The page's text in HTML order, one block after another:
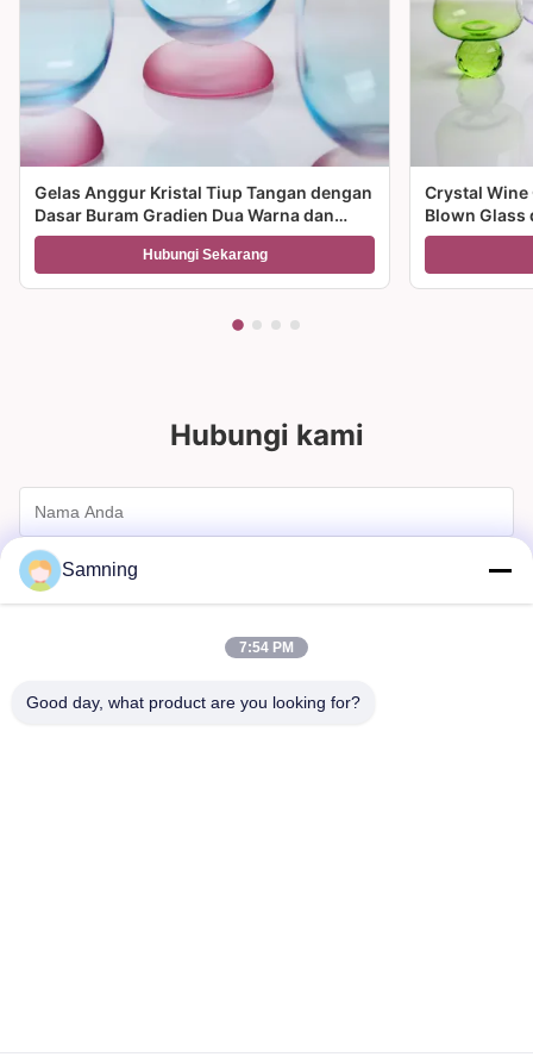
Gelas Anggur Kristal Tiup Tangan dengan
Dasar Buram Gradien Dua Warna dan
Kapasitas 300ml untuk Anggur Koktail
dan Dekorasi RumahHubungi Sekarang
Crystal Wine
Blown Glass
Multiple
Hubungi kami
Samning
7:54 PM
Good day, what product are you looking for?